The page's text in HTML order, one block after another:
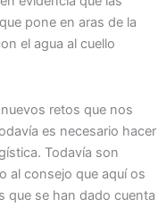
pone en aras de la
el agua al cuello
retos que nos
es necesario hacer
Todavía son
al consejo que aquí os
que se han dado cuenta